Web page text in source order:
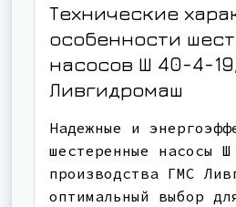
Технические
особенности
насосов Ш 40-4-
Ливгидромаш
Надежные и
шестеренные насосы
производства ГМС
оптимальный выбор